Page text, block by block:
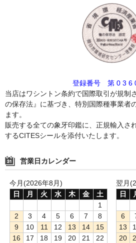
登録番号 第 0 3 6
当店はワシントン条約で国際取引が規制
の保存法』に基づき、特別国際種事業者
ます。
販売する全ての象牙印鑑に、正規輸入さ
するCITESシールを添付いたします。
営業日カレンダー
今月(2026年8月)
日
月 火 水 木 金
土
1
2
3 4 5 6 7
8
9
10 11 12 13 14
15
16
17 18 19 20 21
22
翌月
日
6
13
20